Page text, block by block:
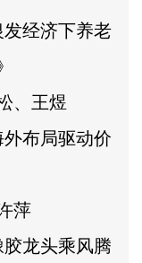
经济下养老
、王煜
外布局驱动价
萍
胶龙头乘风腾